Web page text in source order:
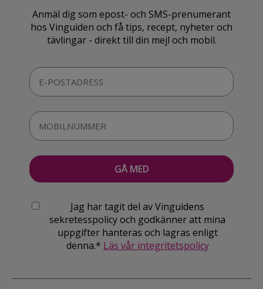
Anmäl dig som epost- och SMS-prenumerant
hos Vinguiden och få tips, recept, nyheter och
tävlingar - direkt till din mejl och mobil.
Jag har tagit del av Vinguidens
sekretesspolicy och godkänner att mina
uppgifter hanteras och lagras enligt
denna.* Läs vår integritetspolicy